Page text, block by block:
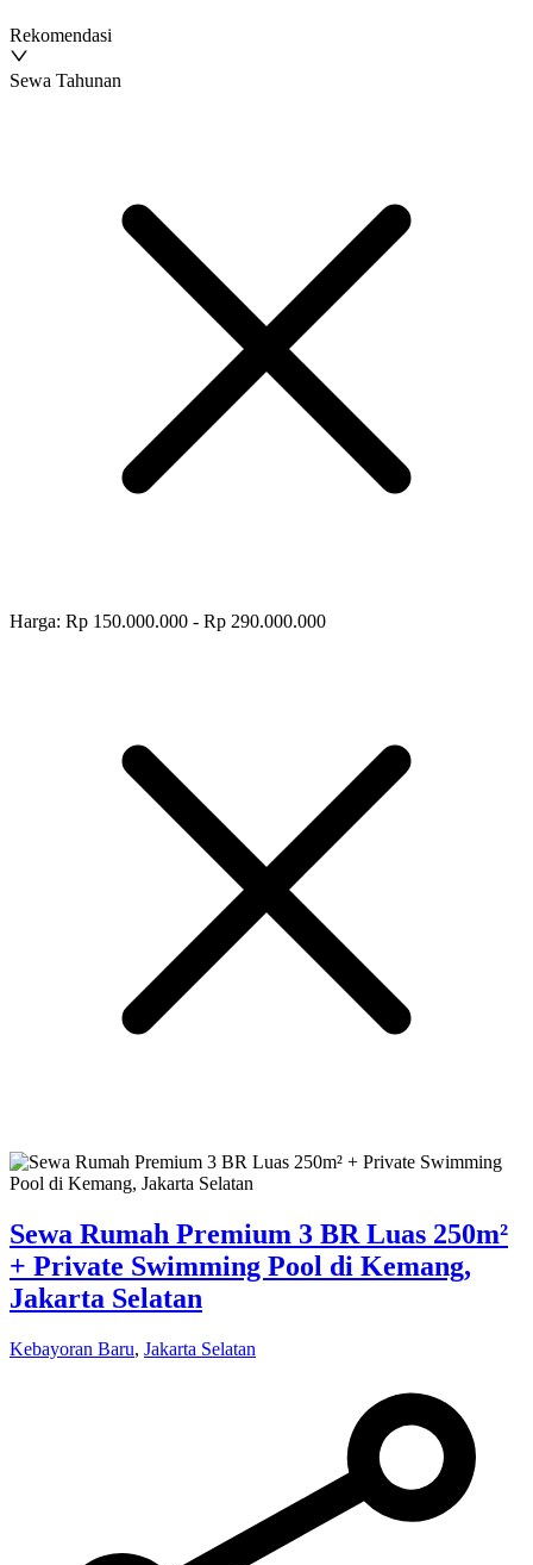
Rekomendasi
Sewa Tahunan
Harga: Rp 150.000.000 - Rp 290.000.000
Sewa Rumah Premium 3 BR Luas 250m²
+ Private Swimming Pool di Kemang,
Jakarta Selatan
Kebayoran Baru, Jakarta Selatan